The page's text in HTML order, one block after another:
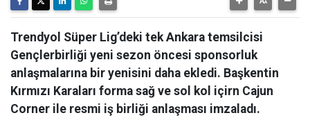
Trendyol Süper Lig’deki tek Ankara temsilcisi
Gençlerbirliği yeni sezon öncesi sponsorluk
anlaşmalarına bir yenisini daha ekledi. Başkentin
Kırmızı Karaları forma sağ ve sol kol içirn Cajun
Corner ile resmi iş birliği anlaşması imzaladı.